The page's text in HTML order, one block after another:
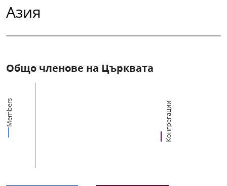
Азия
Общо членове на Църквата
Members Конгрегации